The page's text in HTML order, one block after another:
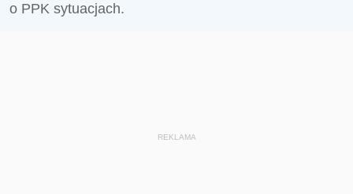
o PPK sytuacjach.
REKLAMA